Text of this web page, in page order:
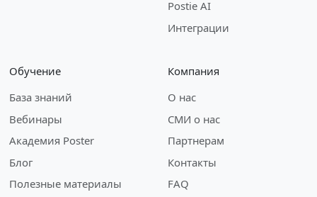
Postie AI
Интеграции
Обучение
База знаний
Вебинары
Академия Poster
Блог
Полезные материалы
Компания
О нас
СМИ о нас
Партнерам
Контакты
FAQ